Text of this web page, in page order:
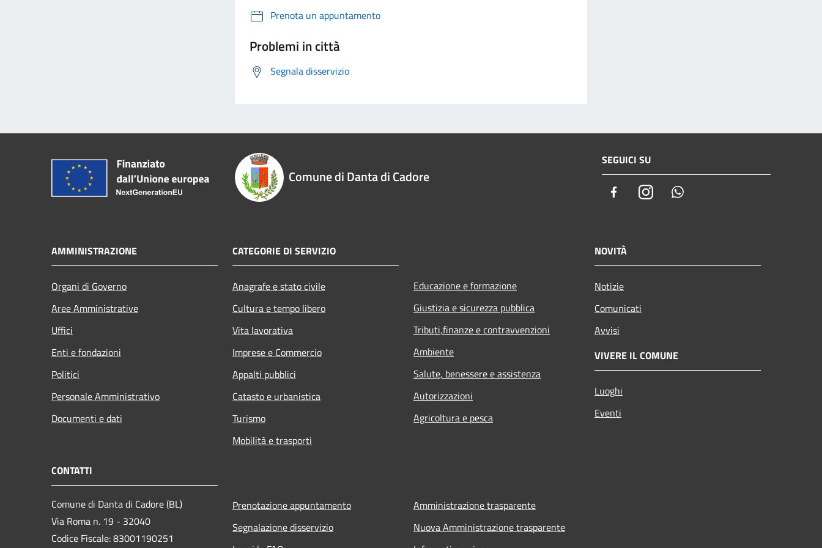
Prenota un appuntamento
Problemi in città
Segnala disservizio
Comune di Danta di Cadore
SEGUICI SU
FacebookInstagram
AMMINISTRAZIONE
Organi di Governo
Aree Amministrative
Uffici
Enti e fondazioni
Politici
Personale Amministrativo
Documenti e dati
CATEGORIE DI SERVIZIO
Anagrafe e stato civile
Cultura e tempo libero
Vita lavorativa
Imprese e Commercio
Appalti pubblici
Catasto e urbanistica
Turismo
Mobilità e trasporti
Educazione e formazione
Giustizia e sicurezza pubblica
Tributi,finanze e contravvenzioni
Ambiente
Salute, benessere e assistenza
Autorizzazioni
Agricoltura e pesca
NOVITÀ
Notizie
Comunicati
Avvisi
VIVERE IL COMUNE
Luoghi
Eventi
CONTATTI
Comune di Danta di Cadore (BL)
Via Roma n. 19 - 32040
Codice Fiscale: 83001190251
Prenotazione appuntamento
Segnalazione disservizio
Amministrazione trasparente
Nuova Amministrazione trasparente